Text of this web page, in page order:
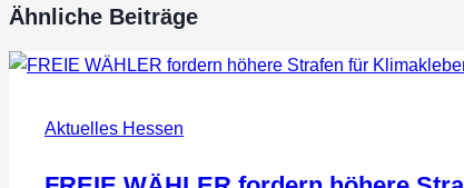
Ähnliche Beiträge
Aktuelles Hessen